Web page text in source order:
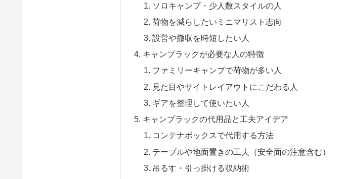
ソロキャンプ・少人数スタイルの人
荷物を減らしたいミニマリスト志向
設営や撤収を時短したい人
キャンプラックが必要な人の特徴
ファミリーキャンプで荷物が多い人
見た目やサイトレイアウトにこだわる人
ギアを整理して使いたい人
キャンプラックの代用品と工夫アイデア
コンテナボックスで代用する方法
テーブルや地面置きの工夫（安全面の注意含む）
吊るす・引っ掛ける収納術